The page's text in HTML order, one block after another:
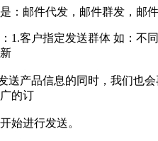
：邮件代发，邮件群发，邮
1.客户指定发送群体 如：不
送产品信息的同时，我们也
的订
始进行发送。